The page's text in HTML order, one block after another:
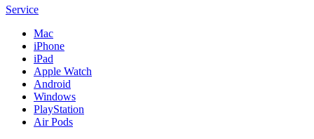
Service
Mac
iPhone
iPad
Apple Watch
Android
Windows
PlayStation
Air Pods